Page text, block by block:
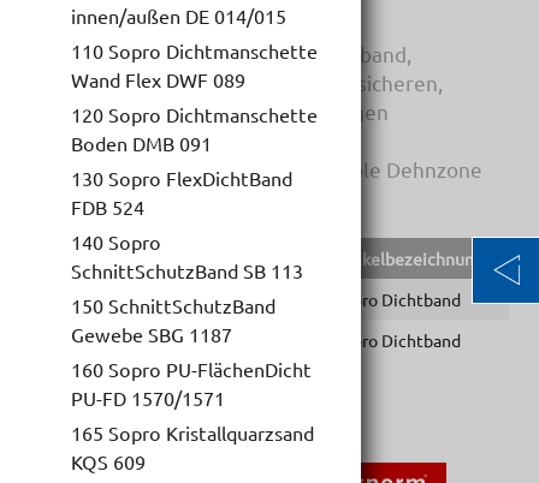
innen/außen DE 014/015
110 Sopro Dichtmanschette
Wand Flex DWF 089
120 Sopro Dichtmanschette
Boden DMB 091
130 Sopro FlexDichtBand
FDB 524
140 Sopro
SchnittSchutzBand SB 113
150 SchnittSchutzBand
Gewebe SBG 1187
160 Sopro PU-FlächenDicht
PU-FD 1570/1571
165 Sopro Kristallquarzsand
KQS 609
Systemgeprüftes Sicherheitsdichtband,
vlieskaschiert und dehnfähig. Zur sicheren,
flexiblen und wasserundurchlässigen
Überbrückung von Anschluss- und
Bewegungsfugen. Durch die flexible Dehnzone
wird das Einbetten des Dichtbandes erleichtert.
EAN-Code Artikelbezeichnung
4005734438033
8043950 Sopro Dichtband
4005734438026
8043910 Sopro Dichtband